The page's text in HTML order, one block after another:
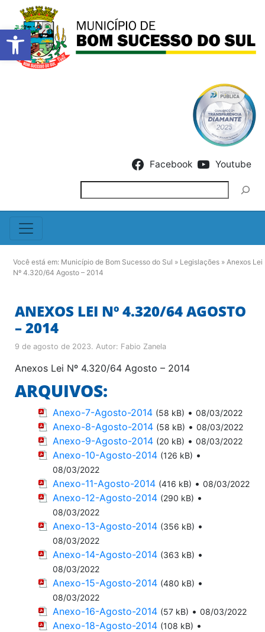
Barra de Ferramentas
Facebook Youtube
Você está em: Município de Bom Sucesso do Sul » Legislações » Anexos Lei
Nº 4.320/64 Agosto – 2014
ANEXOS LEI Nº 4.320/64 AGOSTO
– 2014
9 de agosto de 2023. Autor: Fabio Zanela
Anexos Lei Nº 4.320/64 Agosto – 2014
ARQUIVOS:
Anexo-7-Agosto-2014 (58 kB) • 08/03/2022
Anexo-8-Agosto-2014 (58 kB) • 08/03/2022
Anexo-9-Agosto-2014 (20 kB) • 08/03/2022
Anexo-10-Agosto-2014 (126 kB) •
08/03/2022
Anexo-11-Agosto-2014 (416 kB) • 08/03/2022
Anexo-12-Agosto-2014 (290 kB) •
08/03/2022
Anexo-13-Agosto-2014 (356 kB) •
08/03/2022
Anexo-14-Agosto-2014 (363 kB) •
08/03/2022
Anexo-15-Agosto-2014 (480 kB) •
08/03/2022
Anexo-16-Agosto-2014 (57 kB) • 08/03/2022
Anexo-18-Agosto-2014 (108 kB) •